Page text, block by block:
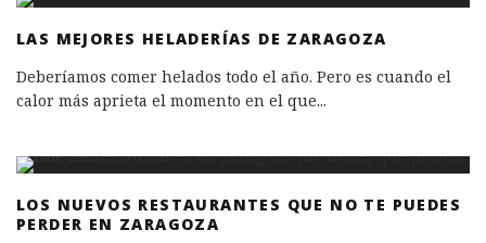
LAS MEJORES HELADERÍAS DE ZARAGOZA
Deberíamos comer helados todo el año. Pero es cuando el
calor más aprieta el momento en el que...
LOS NUEVOS RESTAURANTES QUE NO TE PUEDES
PERDER EN ZARAGOZA